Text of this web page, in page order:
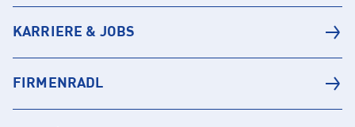
KARRIERE & JOBS
FIRMENRADL